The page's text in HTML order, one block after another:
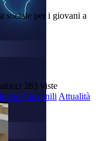
sociale per i giovani a
283 viste
Giovanili Attualità